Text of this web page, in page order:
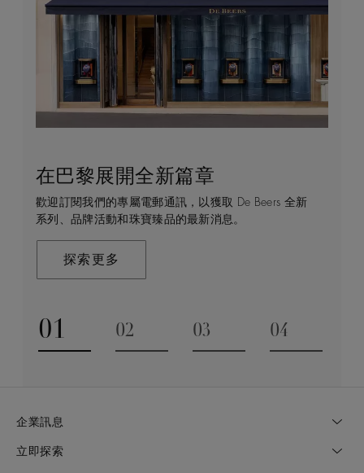
在巴黎展開全新篇章
歡迎訂閱我們的專屬電郵通訊，以獲取 De Beers 全新
系列、品牌活動和珠寶臻品的最新消息。
探索更多
守護永恒
De Beers 在全球珠寶領域獨樹一幟，因為我們是唯一
與鑽石原產地有直接連結的奢華珠寶品牌。
探索更多
顧客服務
無論您是透過線上購物或造訪實體精品店，我們始終致
力於為您提供個人化的購物體驗。預約於店內或線上進
瞭解更多
De Beers 的世界
De Beers 成立於倫敦，靈感來自非洲的自然，是奢華
鑽石珠寶的巔峰。我們的創意和工藝將鑽石轉化為永恆
探索更多
01
Go to slide 1
02
03
04
企業訊息
立即探索